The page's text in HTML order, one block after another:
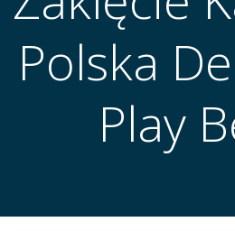
Polska
Play